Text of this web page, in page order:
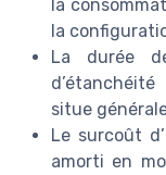
la
la
La durée
situe
Le surcoût
amorti en